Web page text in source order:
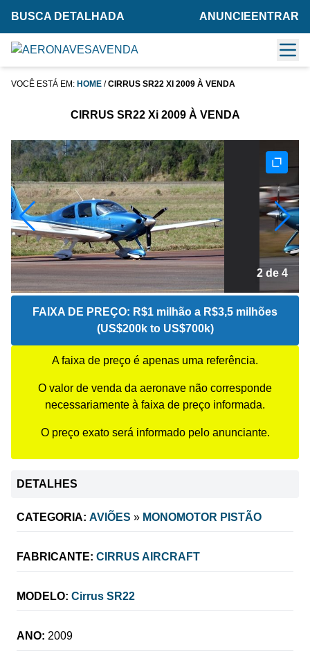
BUSCA DETALHADA ANUNCIE ENTRAR
VOCÊ ESTÁ EM: HOME /CIRRUS SR22 XI 2009 À VENDA
CIRRUS SR22 Xi 2009 À VENDA
2 de 4
FAIXA DE PREÇO: R$1 milhão a R$3,5 milhões
(US$200k to US$700k)
A faixa de preço é apenas uma referência.
O valor de venda da aeronave não corresponde
necessariamente à faixa de preço informada.
O preço exato será informado pelo anunciante.
DETALHES
CATEGORIA: AVIÕES » MONOMOTOR PISTÃO
FABRICANTE: CIRRUS AIRCRAFT
MODELO: Cirrus SR22
ANO: 2009